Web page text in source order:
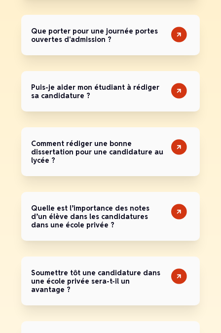
Que porter pour une journée portes
ouvertes d'admission ?
Puis-je aider mon étudiant à rédiger
sa candidature ?
Comment rédiger une bonne
dissertation pour une candidature au
lycée ?
Quelle est l’importance des notes
d’un élève dans les candidatures
dans une école privée ?
Soumettre tôt une candidature dans
une école privée sera-t-il un
avantage ?